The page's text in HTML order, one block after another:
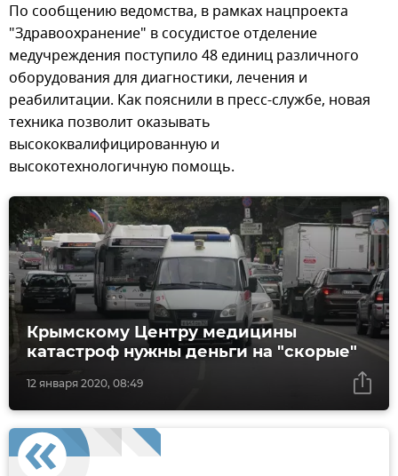
По сообщению ведомства, в рамках нацпроекта
"Здравоохранение" в сосудистое отделение
медучреждения поступило 48 единиц различного
оборудования для диагностики, лечения и
реабилитации. Как пояснили в пресс-службе, новая
техника позволит оказывать
высококвалифицированную и
высокотехнологичную помощь.
12 января 2020, 08:49
Крымскому Центру медицины
катастроф нужны деньги на "скорые"